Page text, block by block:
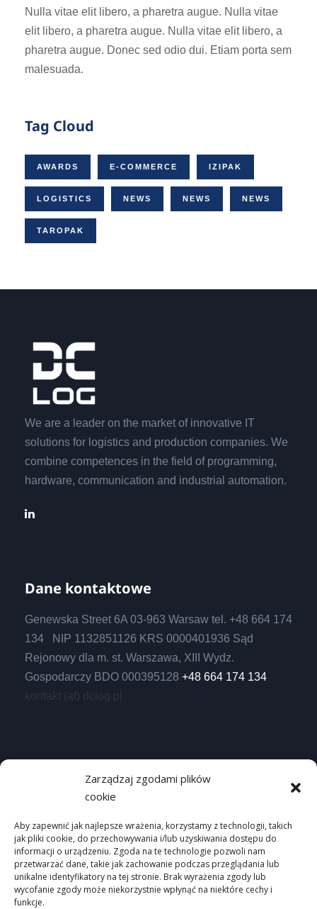
Zarządzaj zgodami plików
cookie
Aby zapewnić jak najlepsze wrażenia, korzystamy z technologii, takich
jak pliki cookie, do przechowywania i/lub uzyskiwania dostępu do
informacji o urządzeniu. Zgoda na te technologie pozwoli nam
przetwarzać dane, takie jak zachowanie podczas przeglądania lub
unikalne identyfikatory na tej stronie. Brak wyrażenia zgody lub
wycofanie zgody może niekorzystnie wpłynąć na niektóre cechy i
funkcje.
Nulla vitae elit libero, a pharetra augue. Nulla vitae
elit libero, a pharetra augue. Nulla vitae elit libero, a
pharetra augue. Donec sed odio dui. Etiam porta sem
malesuada.
Tag Cloud
AWARDS E-COMMERCE IZIPAK
LOGISTICS NEWS NEWS NEWS
TAROPAK
We are a leader on the market of innovative IT
solutions for logistics and production companies. We
combine competences in the field of programming,
hardware, communication and industrial automation.
Dane kontaktowe
Genewska Street 6A 03-963 Warsaw tel. +48 664 174
134 NIP 1132851126 KRS 0000401936 Sąd
Rejonowy dla m. st. Warszawa, XIII Wydz.
Gospodarczy BDO 000395128 +48 664 174 134
kontakt (at) dclog.pl
Site map